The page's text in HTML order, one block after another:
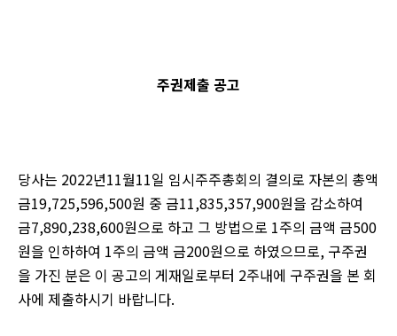
주권제출 공고
당사는 2022년11월11일 임시주주총회의 결의로 자본의 총액
금19,725,596,500원 중 금11,835,357,900원을 감소하여
금7,890,238,600원으로 하고 그 방법으로 1주의 금액 금500
원을 인하하여 1주의 금액 금200원으로 하였으므로, 구주권
을 가진 분은 이 공고의 게재일로부터 2주내에 구주권을 본 회
사에 제출하시기 바랍니다.